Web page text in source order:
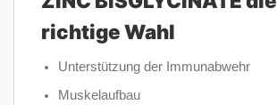
richtige Wahl
Unterstützung der Immunabwehr
Muskelaufbau